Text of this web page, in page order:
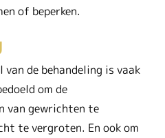
of beperken.
van de behandeling is vaak
om de
van gewrichten te
te vergroten. En ook om